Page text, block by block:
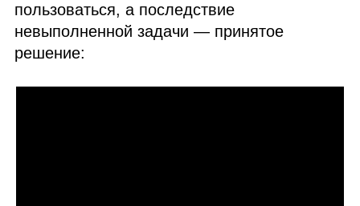
пользоваться, а последствие
невыполненной задачи — принятое
решение: